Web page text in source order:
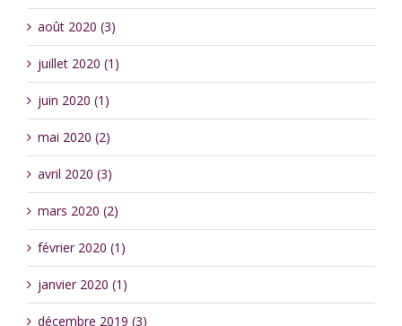
août 2020 (3)
juillet 2020 (1)
juin 2020 (1)
mai 2020 (2)
avril 2020 (3)
mars 2020 (2)
février 2020 (1)
janvier 2020 (1)
décembre 2019 (3)